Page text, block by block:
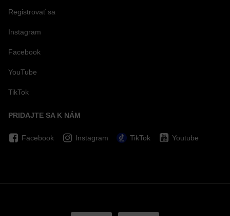
Registrovať sa
Instagram
Facebook
YouTube
TikTok
PRIDAJTE SA K NÁM
Facebook Instagram TikTok Youtube